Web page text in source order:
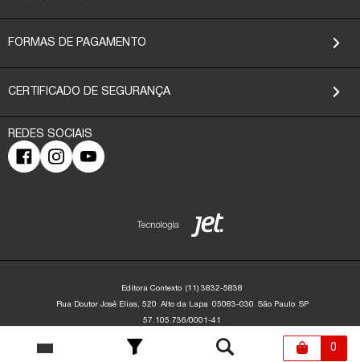
0
FORMAS DE PAGAMENTO
CERTIFICADO DE SEGURANÇA
Editora Contexto (11) 3832-5838
Rua Doutor José Elias, 520 Alto da Lapa 05083-030 São Paulo SP
57.105.736/0001-41
Lapa - São Paulo/SP - 05083-030 | contato@editoracontexto.com.br | +55 11